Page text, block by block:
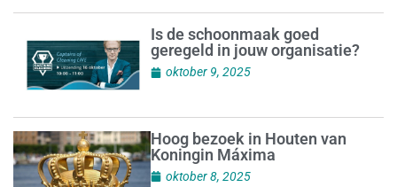
Is de schoonmaak goed
geregeld in jouw organisatie?
oktober 9, 2025
Hoog bezoek in Houten van
Koningin Máxima
oktober 8, 2025